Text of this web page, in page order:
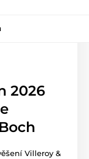
2026
Villeroy &